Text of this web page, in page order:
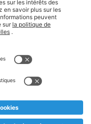
légales
et jusqu'à
nous serions
Recupel et TVA incl.
a été adoptée